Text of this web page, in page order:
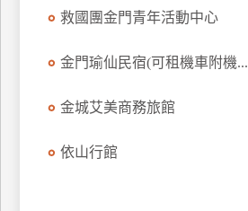
救國團金門青年活動中心
金門瑜仙民宿(可租機車附機...
金城艾美商務旅館
依山行館